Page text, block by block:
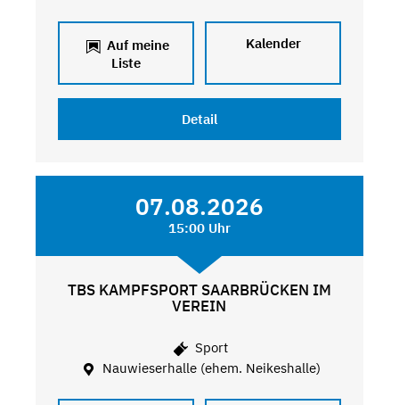
Auf meine
Liste
Kalender
Detail
07.08.2026
15:00 Uhr
TBS KAMPFSPORT SAARBRÜCKEN IM
VEREIN
Sport
Nauwieserhalle (ehem. Neikeshalle)